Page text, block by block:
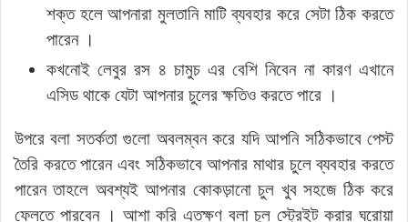
শক্ত হলে আপনারা মুলতানি মাটি ব্যবহার করে সেটা ঠিক করতে
পারেন ।
কখনোই লেবুর রস ৪ চামুচ এর বেশি নিবেন না কারণ এখানে
এসিড থাকে যেটা আপনার চুলের ক্ষতিও করতে পারে ।
উপরে বলা সতর্কতা গুলো অবলম্বন করে যদি আপনি সঠিকভাবে পেস্ট
তৈরি করতে পারেন এবং সঠিকভাবে আপনার মাথার চুলে ব্যবহার করতে
পারেন তাহলে অবশ্যই আপনার কোকড়ানো চুল খুব সহজে ঠিক করে
ফেলতে পারবেন । আশা করি এতক্ষণ বলা চুল স্ট্রেইট করার ঘরোয়া